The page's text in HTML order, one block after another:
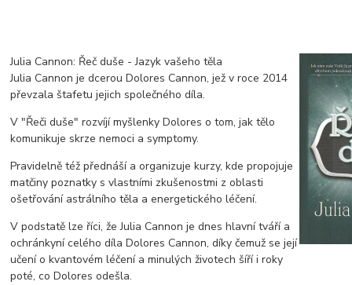
Julia Cannon: Řeč duše - Jazyk vašeho těla
Julia Cannon je dcerou Dolores Cannon, jež v roce 2014
převzala štafetu jejich společného díla.
V "Řeči duše" rozvíjí myšlenky Dolores o tom, jak tělo
komunikuje skrze nemoci a symptomy.
Pravidelně též přednáší a organizuje kurzy, kde propojuje
matčiny poznatky s vlastními zkušenostmi z oblasti
ošetřování astrálního těla a energetického léčení.
V podstatě lze říci, že Julia Cannon je dnes hlavní tváří a
ochránkyní celého díla Dolores Cannon, díky čemuž se její
učení o kvantovém léčení a minulých životech šíří i roky
poté, co Dolores odešla.